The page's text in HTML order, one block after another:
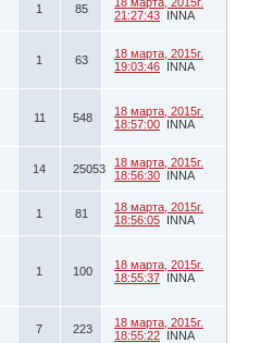
1 85
21:27:43 INNA
1 63
18 марта, 2015г.
19:03:46 INNA
11 548
18 марта, 2015г.
18:57:00 INNA
14 25053
18 марта, 2015г.
18:56:30 INNA
1 81
18 марта, 2015г.
18:56:05 INNA
1 100
18 марта, 2015г.
18:55:37 INNA
7 223
18 марта, 2015г.
18:55:22 INNA